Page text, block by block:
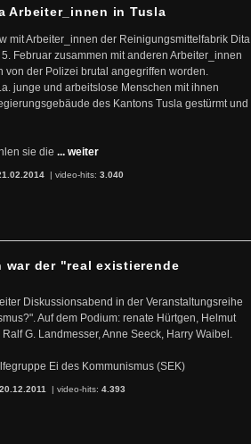
Arbeiter_innen in Tusla
mit Arbeiter_innen der Reinigungsmittelfabrik Dita
Februar zusammen mit anderen Arbeiter_innen
von der Polizei brutal angegriffen worden.
junge und arbeitslose Menschen mit ihnen
des Kantons Tusla gestürmt und
sie die ... weiter
| video-hits: 3.040
war der "real existierende
Diskussionsabend in der Veranstaltungsreihe
Auf dem Podium: renate Hürtgen, Helmut
G. Landmesser, Anne Seeck, Harry Waibel.
Ei des Kommunismus (SEK)
20.12.2011 | video-hits: 4.393